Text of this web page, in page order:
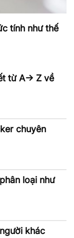
tính như thế
từ A-> Z về
chuyên
loại như
khác